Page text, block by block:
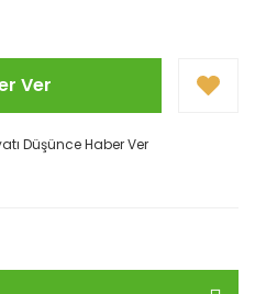
Ver
Düşünce Haber Ver